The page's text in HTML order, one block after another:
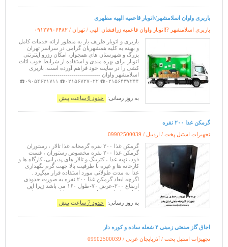
باربری واوان اسلامشهر//اتوبار قاعمیه الهیه مطهری
باربری اسلامشهر ⁉️اتوبار واوان قاعمیه زرافشان الهی / تهران / ۰۹۱۲۷۹۰۶۴۸۲
باربری و اتوبار ظریف بار به منظور ارائه خدمات کامل
و بهینه به کلیه همشهریان گرامی در سراسر تهران
بزرگ و شهرستان های همجوار، امکان رزرو اینترنتی
اتوبار برای بهره مندی و استفاده از شرایط خوب اثاث
کشی را در سایت خود فراهم آورده است. باربری
اسلامشهر واوان ----------------------------
۰۲۱۵۶۴۳۷۲۴۴☎️ ۰۲۱۵۶۷۲۷۰۲۲☎️ ۰۹۰۵۴۶۳۱۷۱۱☎️
۰۹۰۱۲۴۶۸۴
به روز رسانی: حدود 6 ساعت پیش
گرمکن غذا ۲۰۰ نفره
تجهیزات استیل پخت / اردبیل / 09902500039
گرمکن غذا ۲۰۰ نفره گرمخانه غذا تالار ، رستوران
گرمکن غذا ۲۰۰ نفره مخصوص رستوران ، فست
فود، تهیه غذا ، کترینگ و تالار های پذیرایی، کارگاه ها و
کارخانه ها و غیره با ظرفیت بالا جهت گرم نگهداری
غذا به مدت طولانی مورد استفاده قرار میگیرد .
اگرچه ابعاد گرمکن غذا ۲۰۰ نفره به صورت حدودی
ارتفاع ۲۰۰-عرض ۷۰-طول ۱۶۰ می باشد زیرا این
ابعاد بر اساس سفارش مشتری قابل تغییر می باشد
همچنین گرمخانه غذا دوی
به روز رسانی: حدود 7 ساعت پیش
اجاق گاز صنعتی زمینی ۴ شعله ساده و کوره دار
تجهیزات استیل پخت / آذربایجان غربی / 09902500039